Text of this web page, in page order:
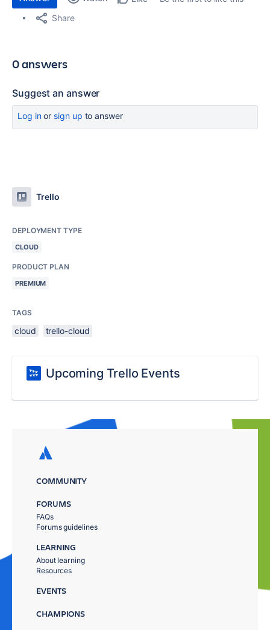
Share
0 answers
Suggest an answer
Log inor sign up to answer
Trello
DEPLOYMENT TYPE
CLOUD
PRODUCT PLAN
PREMIUM
TAGS
cloud trello-cloud
Upcoming Trello Events
COMMUNITY
FORUMS
FAQs
Forums guidelines
LEARNING
About learning
Resources
EVENTS
CHAMPIONS